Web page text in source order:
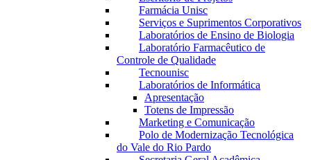
Farmácia Unisc
Serviços e Suprimentos Corporativos
Laboratórios de Ensino de Biologia
Laboratório Farmacêutico de
Controle de Qualidade
Tecnounisc
Laboratórios de Informática
Apresentação
Totens de Impressão
Marketing e Comunicação
Polo de Modernização Tecnológica
do Vale do Rio Pardo